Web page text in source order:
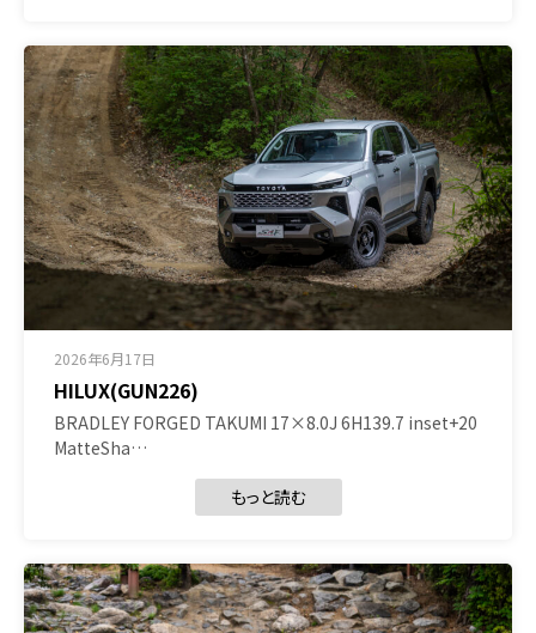
2026年6月17日
HILUX(GUN226)
BRADLEY FORGED TAKUMI 17×8.0J 6H139.7 inset+20
MatteSha…
もっと読む